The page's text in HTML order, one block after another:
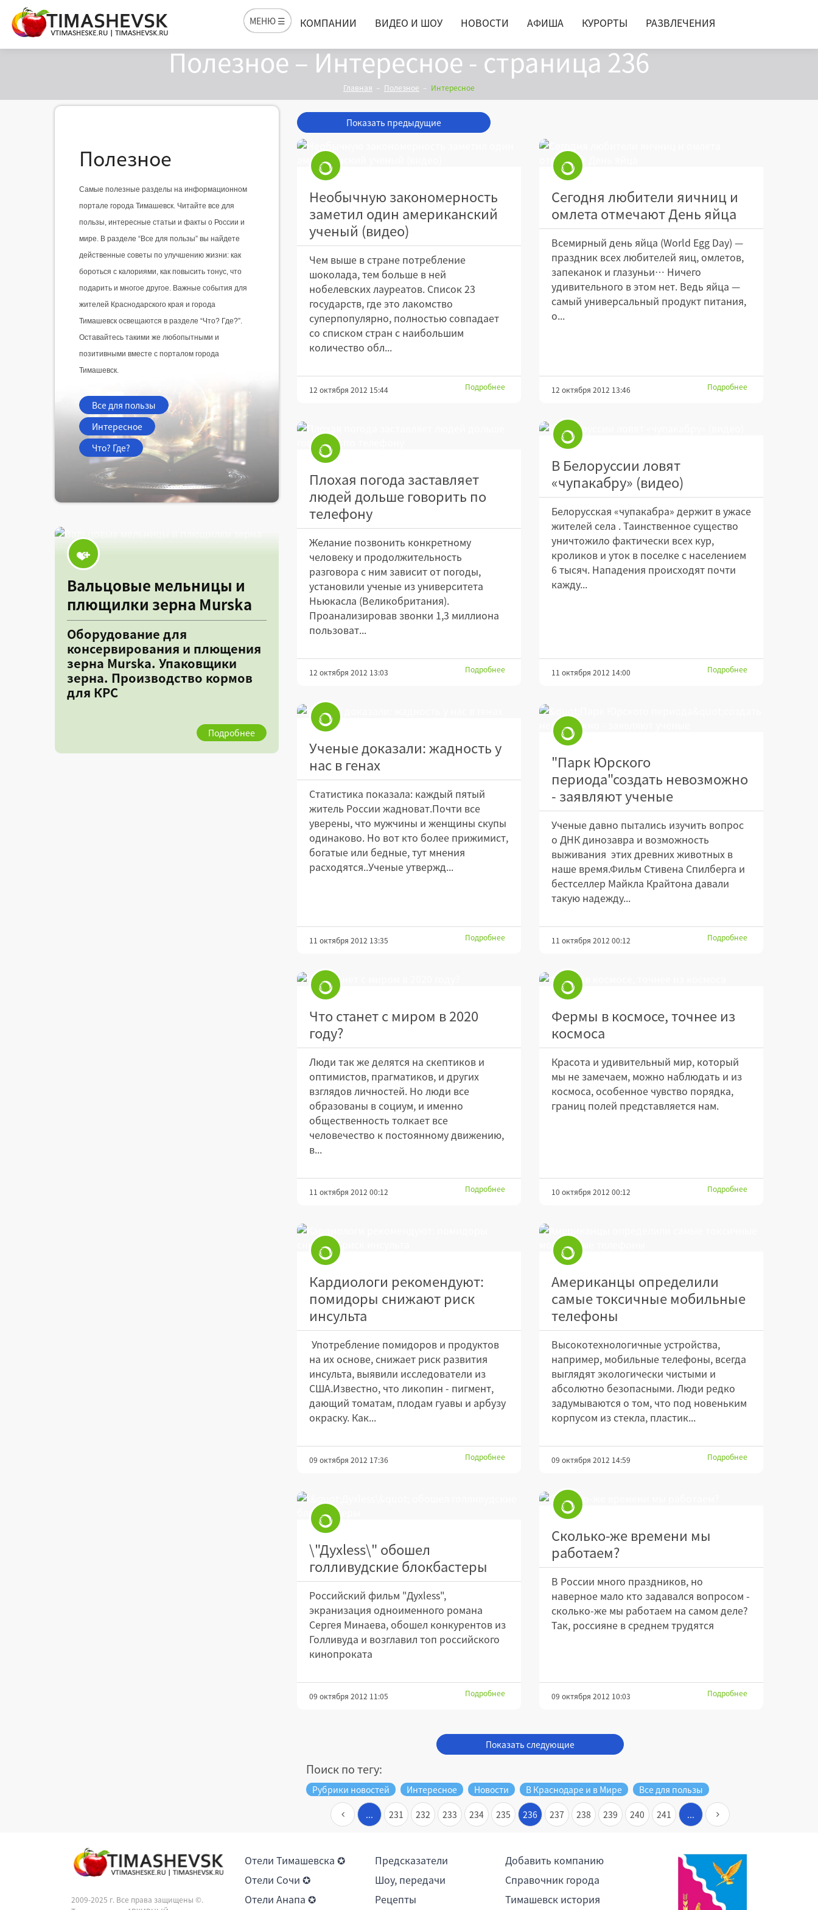
МЕНЮ ☰ КОМПАНИИ ВИДЕО И ШОУ НОВОСТИ АФИША КУРОРТЫ РАЗВЛЕЧЕНИЯ
Полезное – Интересное - страница 236
Главная Полезное Интересное
Показать предыдущие
Необычную закономерность
заметил один американский
ученый (видео)
Чем выше в стране потребление
шоколада, тем больше в ней
нобелевских лауреатов. Список 23
государств, где это лакомство
суперпопулярно, полностью совпадает
со списком стран с наибольшим
количество обл...
12 октября 2012 15:44 Подробнее
Сегодня любители яичниц и
омлета отмечают День яйца
Всемирный день яйца (World Egg Day) —
праздник всех любителей яиц, омлетов,
запеканок и глазуньи… Ничего
удивительного в этом нет. Ведь яйца —
самый универсальный продукт питания,
о...
12 октября 2012 13:46 Подробнее
Плохая погода заставляет
людей дольше говорить по
телефону
Желание позвонить конкретному
человеку и продолжительность
разговора с ним зависит от погоды,
установили ученые из университета
Ньюкасла (Великобритания).
Проанализировав звонки 1,3 миллиона
пользоват...
12 октября 2012 13:03 Подробнее
В Белоруссии ловят
«чупакабру» (видео)
Белорусская «чупакабра» держит в ужасе
жителей села . Таинственное существо
уничтожило фактически всех кур,
кроликов и уток в поселке с населением
6 тысяч. Нападения происходят почти
кажду...
11 октября 2012 14:00 Подробнее
Ученые доказали: жадность у
нас в генах
Статистика показала: каждый пятый
житель России жадноват.Почти все
уверены, что мужчины и женщины скупы
одинаково. Но вот кто более прижимист,
богатые или бедные, тут мнения
расходятся..Ученые утвержд...
11 октября 2012 13:35 Подробнее
"Парк Юрского
периода"создать невозможно
- заявляют ученые
Ученые давно пытались изучить вопрос
о ДНК динозавра и возможность
выживания этих древних животных в
наше время.Фильм Стивена Спилберга и
бестселлер Майкла Крайтона давали
такую надежду...
11 октября 2012 00:12 Подробнее
Что станет с миром в 2020
году?
Люди так же делятся на скептиков и
оптимистов, прагматиков, и других
взглядов личностей. Но люди все
образованы в социум, и именно
общественность толкает все
человечество к постоянному движению,
в...
11 октября 2012 00:12 Подробнее
Фермы в космосе, точнее из
космоса
Красота и удивительный мир, который
мы не замечаем, можно наблюдать и из
космоса, особенное чувство порядка,
границ полей представляется нам.
10 октября 2012 00:12 Подробнее
Кардиологи рекомендуют:
помидоры снижают риск
инсульта
Употребление помидоров и продуктов
на их основе, снижает риск развития
инсульта, выявили исследователи из
США.Известно, что ликопин - пигмент,
дающий томатам, плодам гуавы и арбузу
окраску. Как...
09 октября 2012 17:36 Подробнее
Американцы определили
самые токсичные мобильные
телефоны
Высокотехнологичные устройства,
например, мобильные телефоны, всегда
выглядят экологически чистыми и
абсолютно безопасными. Люди редко
задумываются о том, что под новеньким
корпусом из стекла, пластик...
09 октября 2012 14:59 Подробнее
\"Духless\" обошел
голливудские блокбастеры
Российский фильм "Духless",
экранизация одноименного романа
Сергея Минаева, обошел конкурентов из
Голливуда и возглавил топ российского
кинопроката
09 октября 2012 11:05 Подробнее
Сколько-же времени мы
работаем?
В России много праздников, но
наверное мало кто задавался вопросом -
сколько-же мы работаем на самом деле?
Так, россияне в среднем трудятся
09 октября 2012 10:03 Подробнее
Показать следующие
Поиск по тегу:
Рубрики новостей Интересное Новости В Краснодаре и в Мире Все для пользы
... 231 232 233 234 235 236 237 238 239 240 241 ...
Полезное
Самые полезные разделы на информационном
портале города Тимашевск. Читайте все для
пользы, интересные статьи и факты о России и
мире. В разделе “Все для пользы” вы найдете
действенные советы по улучшению жизни: как
бороться с калориями, как повысить тонус, что
подарить и многое другое. Важные события для
жителей Краснодарского края и города
Тимашевск освещаются в разделе “Что? Где?”.
Оставайтесь такими же любопытными и
позитивными вместе с порталом города
Тимашевск.
Все для пользы
Интересное
Что? Где?
Вальцовые мельницы и
плющилки зерна Murska
Оборудование для
консервирования и плющения
зерна Murska. Упаковщики
зерна. Производство кормов
для КРС
Подробнее
2009-2025 г. Все права защищены ©.
Отели Тимашевска ✪
Отели Сочи ✪
Отели Анапа ✪
Предсказатели
Шоу, передачи
Рецепты
Добавить компанию
Справочник города
Тимашевск история